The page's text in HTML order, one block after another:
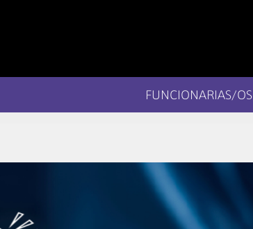
FUNCIONARIAS/OS